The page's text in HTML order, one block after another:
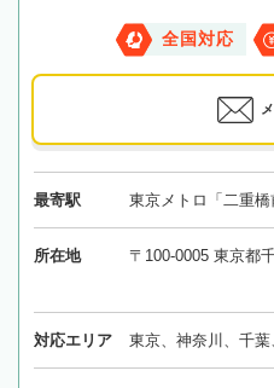
全国対応
最寄駅 東京メトロ「二重
所在地 〒100-0005 東京都
対応エリア 東京、神奈川、千